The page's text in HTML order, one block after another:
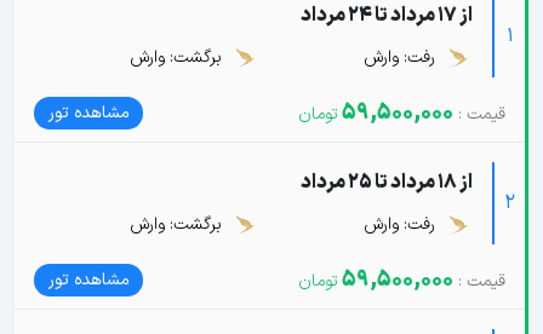
1
از 17 مرداد تا 24 مرداد
رفت: وارش برگشت: وارش
59,500,000 مشاهده تور
2
از 18 مرداد تا 25 مرداد
رفت: وارش برگشت: وارش
59,500,000 مشاهده تور